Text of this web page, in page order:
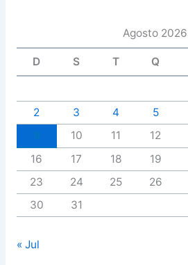
Agosto 2026
D S T Q
2
3 4 5
10 11 12
16
17 18 19
23
24 25 26
30
31
« Jul